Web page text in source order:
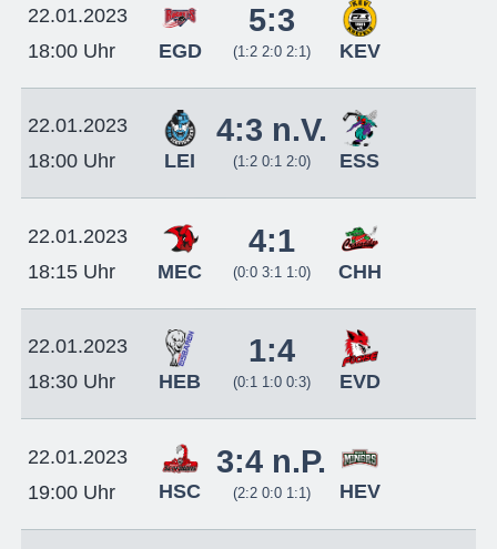
22.01.2023
18:00 Uhr
EGD
5:3
(1:2 2:0 2:1) KEV
22.01.2023
18:00 Uhr
LEI
4:3 n.V.
(1:2 0:1 2:0) ESS
22.01.2023
18:15 Uhr
MEC
4:1
(0:0 3:1 1:0) CHH
22.01.2023
18:30 Uhr
HEB
1:4
(0:1 1:0 0:3) EVD
22.01.2023
19:00 Uhr
HSC
3:4 n.P.
(2:2 0:0 1:1) HEV